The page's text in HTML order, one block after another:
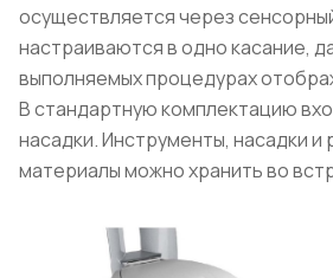
осуществляется через
настраиваются в одно касание,
выполняемых процедурах
В стандартную комплектацию
насадки. Инструменты, насадки и
материалы можно хранить во